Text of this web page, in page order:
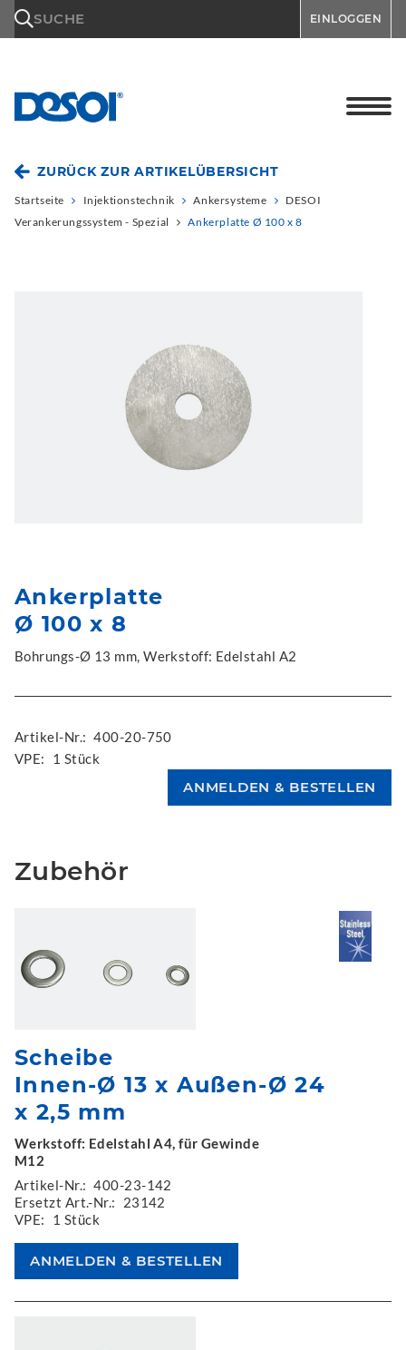
SUCHE EINLOGGEN
ZURÜCK ZUR ARTIKELÜBERSICHT
Startseite Injektionstechnik Ankersysteme
DESOI
Verankerungssystem - Spezial
Ankerplatte Ø 100 x 8
Ankerplatte
Ø 100 x 8
Bohrungs-Ø 13 mm, Werkstoff: Edelstahl A2
Artikel-Nr.: 400-20-750
VPE:
1 Stück
Zubehör
Scheibe
Innen-Ø 13 x Außen-Ø 24
x 2,5 mm
Werkstoff: Edelstahl A4, für Gewinde
M12
Artikel-Nr.: 400-23-142
Ersetzt Art.-Nr.:
23142
VPE:
1 Stück